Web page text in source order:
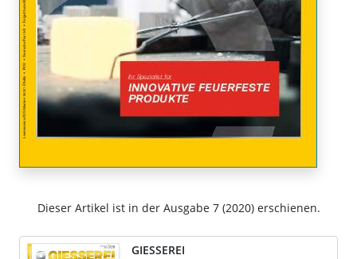
Dieser Artikel ist in der Ausgabe 7 (2020) erschienen.
GIESSEREI